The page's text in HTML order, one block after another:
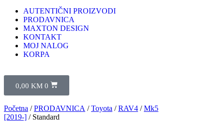
AUTENTIČNI PROIZVODI
PRODAVNICA
MAXTON DESIGN
KONTAKT
MOJ NALOG
KORPA
0,00 KM 0
Početna /PRODAVNICA /Toyota /RAV4 /Mk5
[2019-] / Standard